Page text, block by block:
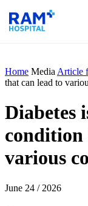
Home Media Article
that can lead to
Diabetes
condition
various
June 24 / 2026